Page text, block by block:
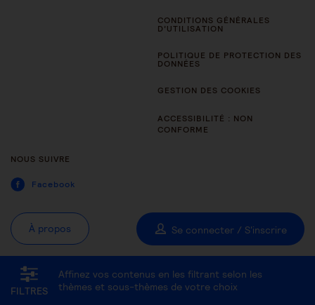
FILTRES
Affinez vos contenus en les filtrant selon les
thèmes et sous-thèmes de votre choix
Tous les thèmes Être aidant
CONDITIONS GÉNÉRALES
D’UTILISATION
POLITIQUE DE PROTECTION DES
DONNÉES
GESTION DES COOKIES
ACCESSIBILITÉ : NON
CONFORME
NOUS SUIVRE
Facebook
À propos Se connecter / S'inscrire